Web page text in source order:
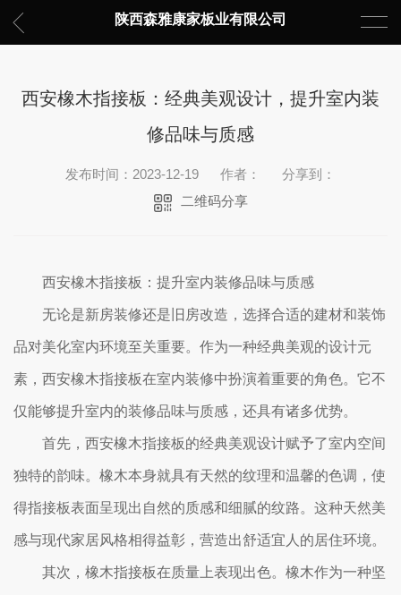
陕西森雅康家板业有限公司
西安橡木指接板：经典美观设计，提升室内装
修品味与质感
发布时间：2023-12-19 作者：
分享到：
二维码分享
西安橡木指接板：提升室内装修品味与质感
无论是新房装修还是旧房改造，选择合适的建材和装饰
品对美化室内环境至关重要。作为一种经典美观的设计元
素，西安橡木指接板在室内装修中扮演着重要的角色。它不
仅能够提升室内的装修品味与质感，还具有诸多优势。
首先，西安橡木指接板的经典美观设计赋予了室内空间
独特的韵味。橡木本身就具有天然的纹理和温馨的色调，使
得指接板表面呈现出自然的质感和细腻的纹路。这种天然美
感与现代家居风格相得益彰，营造出舒适宜人的居住环境。
其次，橡木指接板在质量上表现出色。橡木作为一种坚